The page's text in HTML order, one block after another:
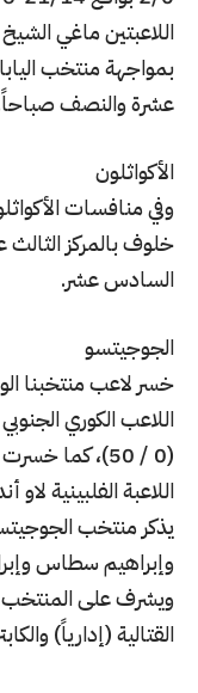
اللاعبتين ماغي
بمواجهة منتخب
عشرة والنصف صباحاً.
الأكواثلون
وفي منافسات
خلوف بالمركز الثالث
السادس عشر.
الجوجيتسو
خسر لاعب منتخبنا
يذكر منتخب
وإبراهيم سطاس
ويشرف على المنتخب
القتالية (إدارياً)